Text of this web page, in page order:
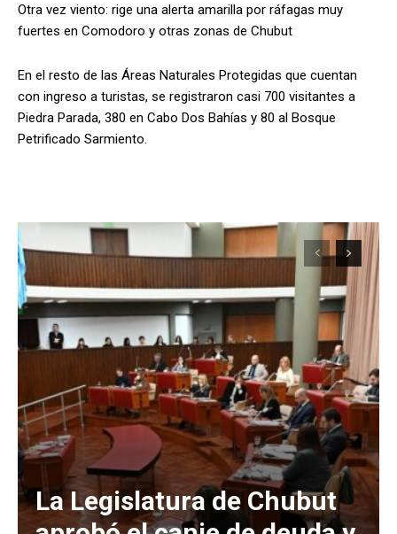
Otra vez viento: rige una alerta amarilla por ráfagas muy
fuertes en Comodoro y otras zonas de Chubut
En el resto de las Áreas Naturales Protegidas que cuentan
con ingreso a turistas, se registraron casi 700 visitantes a
Piedra Parada, 380 en Cabo Dos Bahías y 80 al Bosque
Petrificado Sarmiento.
La Legislatura de Chubut